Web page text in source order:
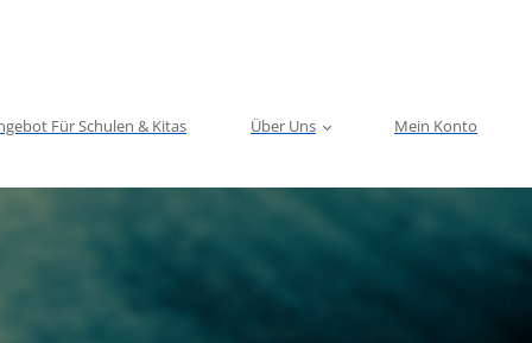
Für Schulen & Kitas Über Uns Mein Konto